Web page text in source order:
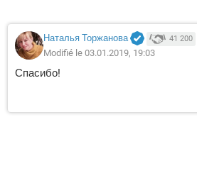
Наталья Торжанова 41 200
Modifié le 03.01.2019, 19:03
Спасибо!